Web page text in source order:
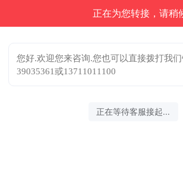
正在为您转接，请稍
您好.欢迎您来咨询.您也可以直接拨打我
39035361或13711011100
正在等待客服接起...